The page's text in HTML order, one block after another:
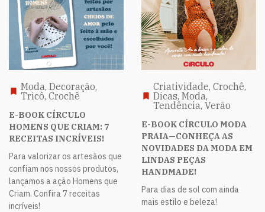
Moda, Decoração,
Tricô, Crochê
E-BOOK CÍRCULO
HOMENS QUE CRIAM: 7
RECEITAS INCRÍVEIS!
Para valorizar os artesãos que
confiam nos nossos produtos,
lançamos a ação Homens que
Criam. Confira 7 receitas
incríveis!
Criatividade, Crochê,
Dicas, Moda,
Tendência, Verão
E-BOOK CÍRCULO MODA
PRAIA—CONHEÇA AS
NOVIDADES DA MODA EM
LINDAS PEÇAS
HANDMADE!
Para dias de sol com ainda
mais estilo e beleza!